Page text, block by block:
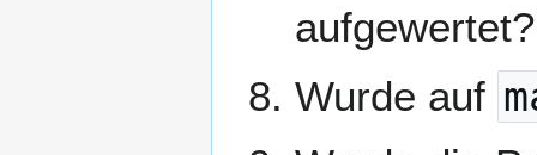
aufgewertet?
Wurde auf